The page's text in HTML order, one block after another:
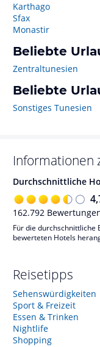
Karthago
Sfax
Monastir
Beliebte
Zentraltunesien
Beliebte
Sonstiges Tunesien
Informationen
Durchschnittliche
162.792
Für die durchschnittliche
bewerteten Hotels
Reisetipps
Sehenswürdigkeiten
Sport & Freizeit
Essen & Trinken
Nightlife
Shopping